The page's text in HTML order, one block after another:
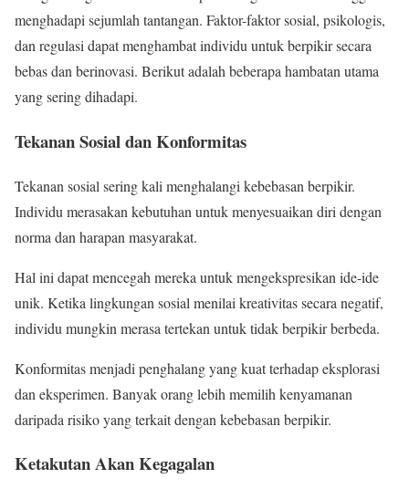
menghadapi sejumlah tantangan. Faktor-faktor sosial, psikologis,
dan regulasi dapat menghambat individu untuk berpikir secara
bebas dan berinovasi. Berikut adalah beberapa hambatan utama
yang sering dihadapi.
Tekanan Sosial dan Konformitas
Tekanan sosial sering kali menghalangi kebebasan berpikir.
Individu merasakan kebutuhan untuk menyesuaikan diri dengan
norma dan harapan masyarakat.
Hal ini dapat mencegah mereka untuk mengekspresikan ide-ide
unik. Ketika lingkungan sosial menilai kreativitas secara negatif,
individu mungkin merasa tertekan untuk tidak berpikir berbeda.
Konformitas menjadi penghalang yang kuat terhadap eksplorasi
dan eksperimen. Banyak orang lebih memilih kenyamanan
daripada risiko yang terkait dengan kebebasan berpikir.
Ketakutan Akan Kegagalan